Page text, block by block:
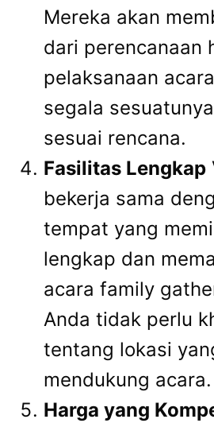
Mereka akan
dari perencanaan
pelaksanaan
segala
sesuai rencana.
Fasilitas Lengkap
bekerja sama
tempat yang
lengkap dan
acara family
Anda tidak perlu
tentang lokasi
mendukung acara.
Harga yang